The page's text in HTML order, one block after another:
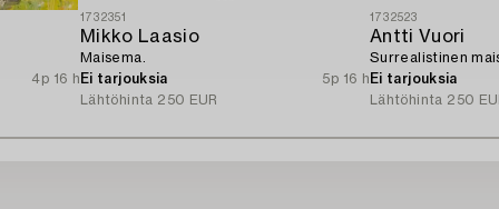
4p 16 h
1732351
Mikko Laasio
Maisema.
Ei tarjouksia
5p 16 h
Lähtöhinta 250 EUR
1732523
Antti Vuori
Surrealistinen
Ei tarjouksia
Lähtöhinta 250